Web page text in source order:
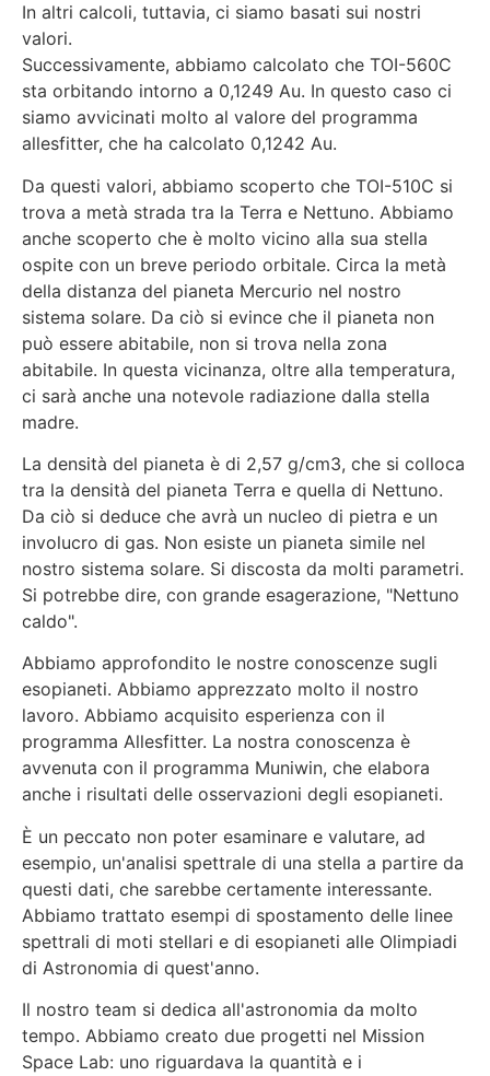
In altri calcoli, tuttavia, ci siamo basati sui nostri
valori.
Successivamente, abbiamo calcolato che TOI-560C
sta orbitando intorno a 0,1249 Au. In questo caso ci
siamo avvicinati molto al valore del programma
allesfitter, che ha calcolato 0,1242 Au.
Da questi valori, abbiamo scoperto che TOI-510C si
trova a metà strada tra la Terra e Nettuno. Abbiamo
anche scoperto che è molto vicino alla sua stella
ospite con un breve periodo orbitale. Circa la metà
della distanza del pianeta Mercurio nel nostro
sistema solare. Da ciò si evince che il pianeta non
può essere abitabile, non si trova nella zona
abitabile. In questa vicinanza, oltre alla temperatura,
ci sarà anche una notevole radiazione dalla stella
madre.
La densità del pianeta è di 2,57 g/cm3, che si colloca
tra la densità del pianeta Terra e quella di Nettuno.
Da ciò si deduce che avrà un nucleo di pietra e un
involucro di gas. Non esiste un pianeta simile nel
nostro sistema solare. Si discosta da molti parametri.
Si potrebbe dire, con grande esagerazione, "Nettuno
caldo".
Abbiamo approfondito le nostre conoscenze sugli
esopianeti. Abbiamo apprezzato molto il nostro
lavoro. Abbiamo acquisito esperienza con il
programma Allesfitter. La nostra conoscenza è
avvenuta con il programma Muniwin, che elabora
anche i risultati delle osservazioni degli esopianeti.
È un peccato non poter esaminare e valutare, ad
esempio, un'analisi spettrale di una stella a partire da
questi dati, che sarebbe certamente interessante.
Abbiamo trattato esempi di spostamento delle linee
spettrali di moti stellari e di esopianeti alle Olimpiadi
di Astronomia di quest'anno.
Il nostro team si dedica all'astronomia da molto
tempo. Abbiamo creato due progetti nel Mission
Space Lab: uno riguardava la quantità e i